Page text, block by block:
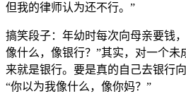
但我的律师认为还不行。”
搞笑段子：年幼时每次向母亲要钱
像什么，像银行？”其实，对一个未
来就是银行。要是真的自己去银行
“你以为我像什么，像你妈？”